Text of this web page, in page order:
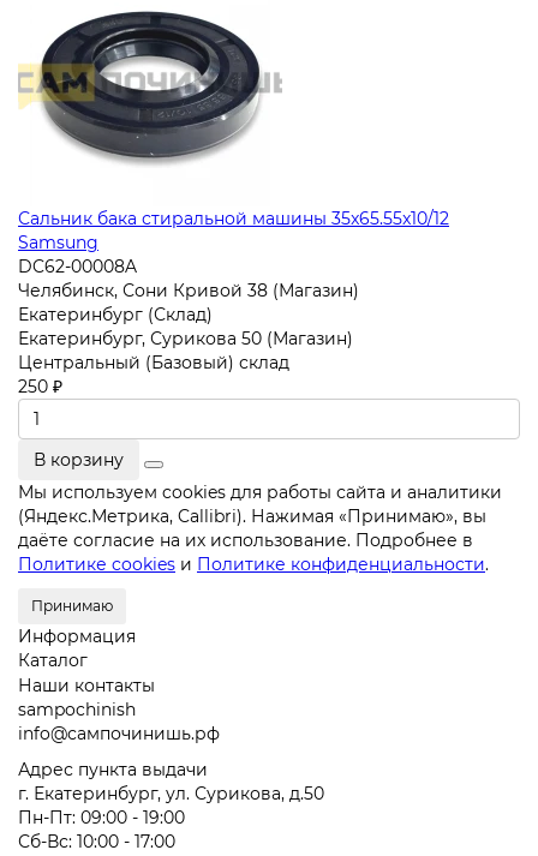
Сальник бака стиральной машины 35x65.55x10/12
Samsung
DC62-00008A
Челябинск, Сони Кривой 38 (Магазин)
Екатеринбург (Склад)
Екатеринбург, Сурикова 50 (Магазин)
Центральный (Базовый) склад
250 ₽
В корзину
Мы используем cookies для работы сайта и аналитики
(Яндекс.Метрика, Callibri). Нажимая «Принимаю», вы
даёте согласие на их использование. Подробнее в
Политике cookies и Политике конфиденциальности.
Принимаю
Информация
Каталог
Наши контакты
sampochinish
info@сампочинишь.рф
Адрес пункта выдачи
г. Екатеринбург, ул. Сурикова, д.50
Пн-Пт: 09:00 - 19:00
Сб-Вс: 10:00 - 17:00